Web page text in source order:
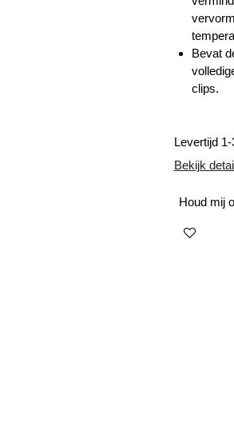
Bevat
clips.
Levertijd
Bekijk
Houd mij